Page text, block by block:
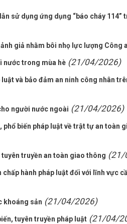
sử dụng ứng dụng “báo cháy
giả nhằm bôi nhọ lực lượng Công
nước trong mùa hè (21/04/2026)
và bảo đảm an ninh công nhân
người nước ngoài (21/04/2026)
phổ biến pháp luật về trật tự an toàn
truyền an toàn giao thông (21/
hành pháp luật đối với lĩnh vực
khoáng sản (21/04/2026)
tuyên truyền pháp luật (21/04/